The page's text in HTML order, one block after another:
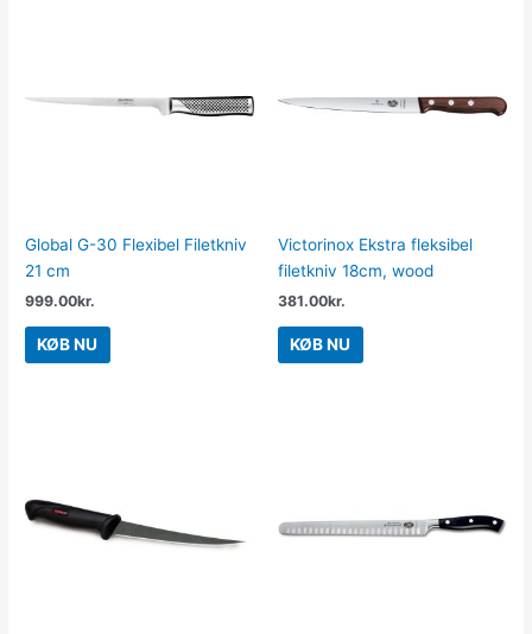
Global G-30 Flexibel Filetkniv
21 cm
999.00kr.
KØB NU
Victorinox Ekstra fleksibel
filetkniv 18cm, wood
381.00kr.
KØB NU